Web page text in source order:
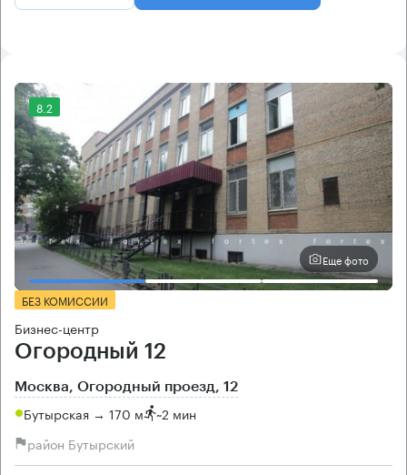
8.2
Еще фото
БЕЗ КОМИССИИ
Бизнес-центр
Огородный 12
Москва, Огородный проезд, 12
Бутырская → 170 м ~2 мин
район Бутырский